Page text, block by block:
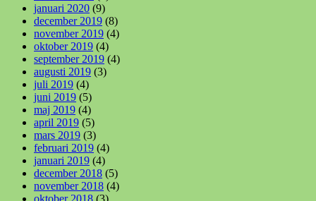
januari 2020 (9)
december 2019 (8)
november 2019 (4)
oktober 2019 (4)
september 2019 (4)
augusti 2019 (3)
juli 2019 (4)
juni 2019 (5)
maj 2019 (4)
april 2019 (5)
mars 2019 (3)
februari 2019 (4)
januari 2019 (4)
december 2018 (5)
november 2018 (4)
oktober 2018 (3)